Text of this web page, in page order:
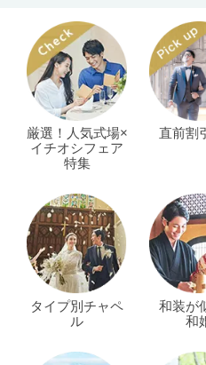
厳選！人気式場×
イチオシフェア
特集
直前割
タイプ別チャペ
ル
和装が
和